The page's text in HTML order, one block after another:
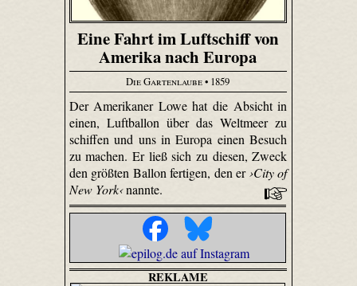
Eine Fahrt im Luftschiff von
Amerika nach Europa
Die Gartenlaube• 1859
Der Amerikaner Lowe hat die Absicht in
einen, Luftballon über das Weltmeer zu
schiffen und uns in Europa einen Besuch
zu machen. Er ließ sich zu diesen, Zweck
den größten Ballon fertigen, den er›City of
New York‹nannte.
REKLAME